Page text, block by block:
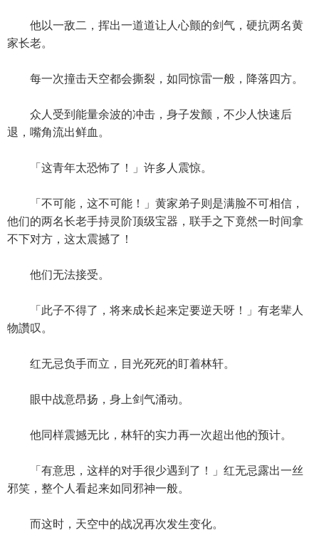
他以一敌二，挥出一道道让人心颤的剑气，硬抗两名黄
家长老。
每一次撞击天空都会撕裂，如同惊雷一般，降落四方。
众人受到能量余波的冲击，身子发颤，不少人快速后
退，嘴角流出鲜血。
「这青年太恐怖了！」许多人震惊。
「不可能，这不可能！」黄家弟子则是满脸不可相信，
他们的两名长老手持灵阶顶级宝器，联手之下竟然一时间拿
不下对方，这太震撼了！
他们无法接受。
「此子不得了，将来成长起来定要逆天呀！」有老辈人
物讚叹。
红无忌负手而立，目光死死的盯着林轩。
眼中战意昂扬，身上剑气涌动。
他同样震撼无比，林轩的实力再一次超出他的预计。
「有意思，这样的对手很少遇到了！」红无忌露出一丝
邪笑，整个人看起来如同邪神一般。
而这时，天空中的战况再次发生变化。